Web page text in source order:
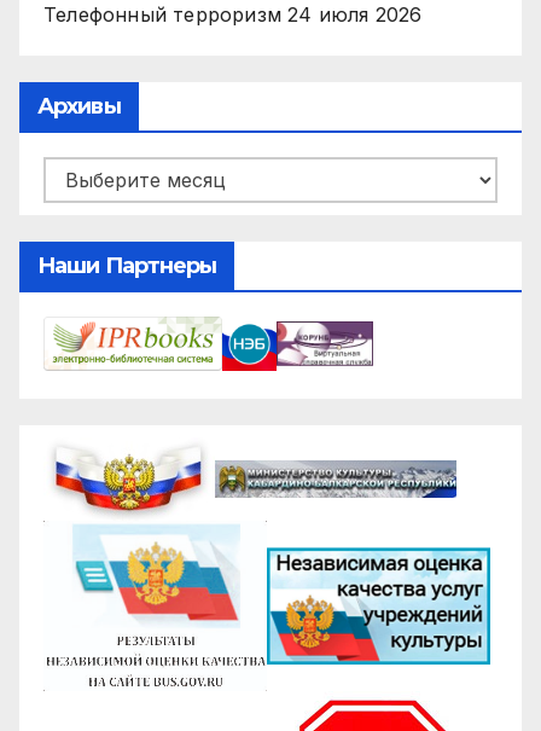
Телефонный терроризм 24 июля 2026
Архивы
Архивы
Наши Партнеры